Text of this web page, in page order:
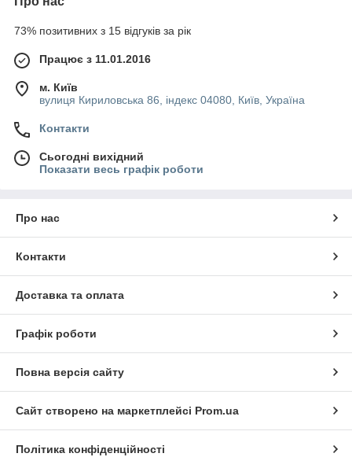
73% позитивних з 15 відгуків за рік
Працює з 11.01.2016
м. Київ
вулиця Кириловська 86, індекс 04080, Київ, Україна
Контакти
Сьогодні вихідний
Показати весь графік роботи
Про нас
Контакти
Доставка та оплата
Графік роботи
Повна версія сайту
Сайт створено на маркетплейсі Prom.ua
Політика конфіденційності